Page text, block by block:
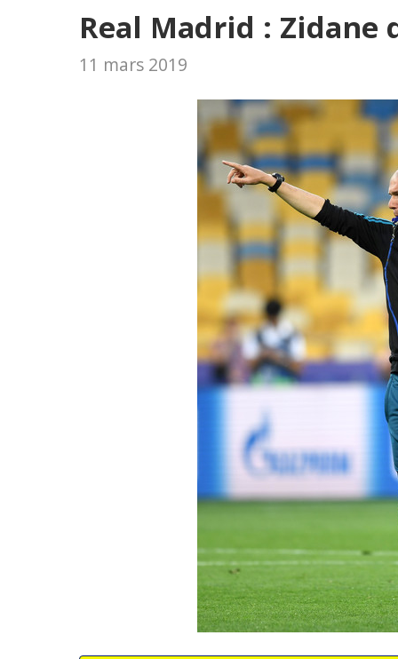
Real Madrid : Zidane
11 mars 2019